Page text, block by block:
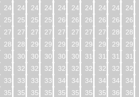
240
241 242 243 244 245 246 247 248 249
256
257 258 259 260 261 262 263 264 265
272
273 274 275 276 277 278 279 280 281
288
289 290 291 292 293 294 295 296 297
304
305 306 307 308 309 310 311 312 313
320
321 322 323 324 325 326 327 328 329
336
337 338 339 340 341 342 343 344 345
352
353 354 355 356 357 358 359 360 361